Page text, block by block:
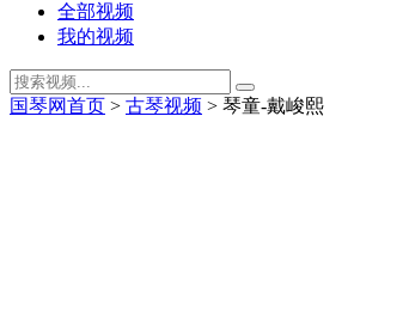
全部视频
我的视频
国琴网首页 > 古琴视频 > 琴童-戴峻熙